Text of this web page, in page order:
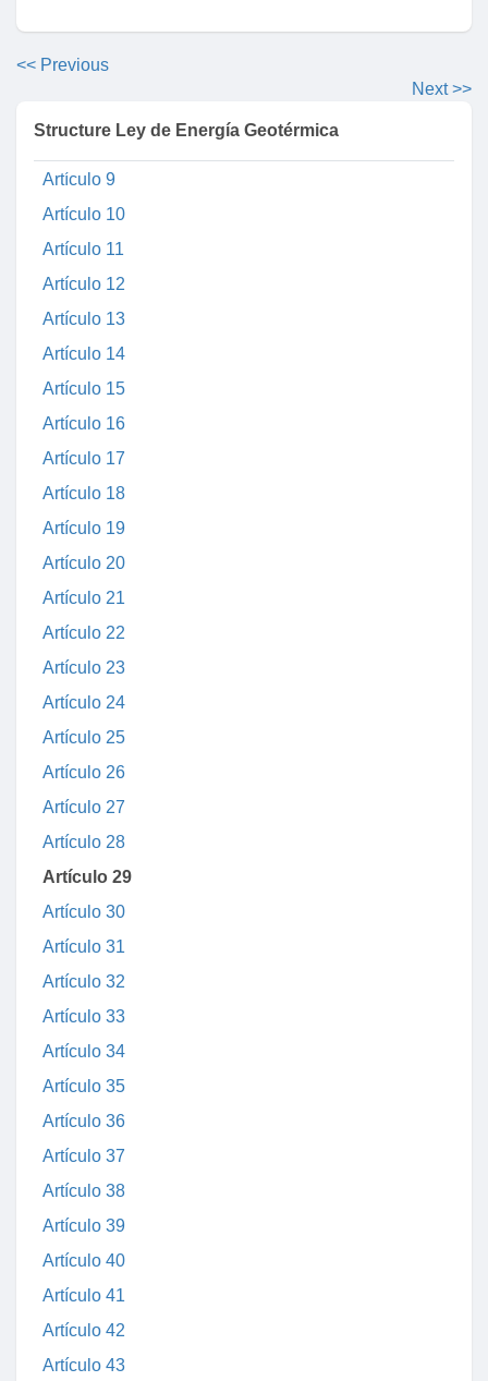
<< Previous
Next >>
Structure Ley de Energía Geotérmica
Artículo 7
Artículo 9
Artículo 10
Artículo 11
Artículo 12
Artículo 13
Artículo 14
Artículo 15
Artículo 16
Artículo 17
Artículo 18
Artículo 19
Artículo 20
Artículo 21
Artículo 22
Artículo 23
Artículo 24
Artículo 25
Artículo 26
Artículo 27
Artículo 28
Artículo 29
Artículo 30
Artículo 31
Artículo 32
Artículo 33
Artículo 34
Artículo 35
Artículo 36
Artículo 37
Artículo 38
Artículo 39
Artículo 40
Artículo 41
Artículo 42
Artículo 43